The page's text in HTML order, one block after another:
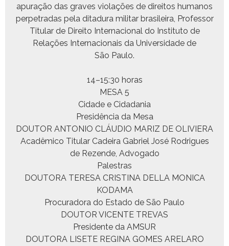
apu­ração das graves vio­lações de dire­itos humanos
per­pe­tradas pela ditadu­ra mil­i­tar brasileira, Pro­fes­sor
Tit­u­lar de Dire­ito Inter­na­cional do Insti­tu­to de
Relações Inter­na­cionais da Uni­ver­si­dade de
São Paulo.
14–15:30 horas
MESA 5
Cidade e Cidadania
Presidên­cia da Mesa
DOUTOR ANTONIO CLÁUDIO MARIZ DE OLIVIERA
Acadêmi­co Tit­u­lar Cadeira Gabriel José Rodrigues
de Rezende, Advogado
Palestras
DOUTORA TERESA CRISTINA DELLA MONICA
KODAMA
Procu­rado­ra do Esta­do de São Paulo
DOUTOR VICENTE TREVAS
Pres­i­dente da AMSUR
DOUTORA LISETE REGINA GOMES ARELARO